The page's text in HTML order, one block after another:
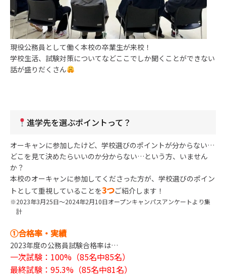
現役公務員として働く本校の卒業生が来校！
学校生活、試験対策についてなどここでしか聞くことができない
話が盛りだくさん
進学先を選ぶポイントって？
オーキャンに参加したけど、学校選びのポイントが分からない…
どこを見て決めたらいいのか分からない…という方、いません
か？
本校のオーキャンに参加してくださった方が、学校選びのポイン
トとして重視していることを3つご紹介します！
2023年3月25日～2024年2月10日オープンキャンパスアンケートより集
計
①合格率・実績
2023年度の公務員試験合格率は…
一次試験：100%（85名中85名）
最終試験：95.3%（85名中81名）